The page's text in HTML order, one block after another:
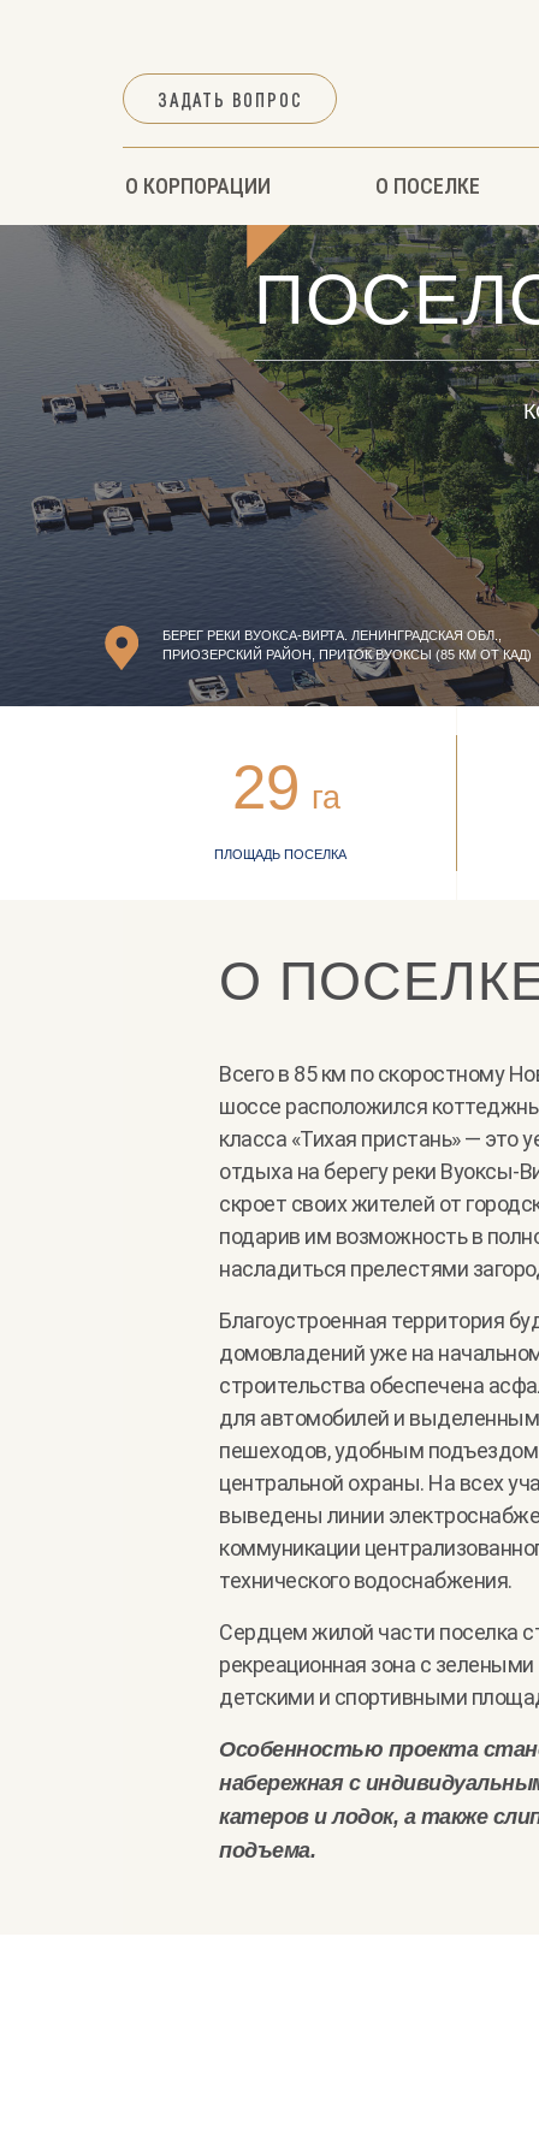
ЗАДАТЬ ВОПРОС
О КОРПОРАЦИИ О ПОСЕЛКЕ
БЕРЕГ РЕКИ ВУОКСА-ВИРТА. ЛЕНИНГРАДСКАЯ ОБЛ.,
ПРИОЗЕРСКИЙ РАЙОН, ПРИТОК ВУОКСЫ (85 КМ ОТ КАД)
29 га
ПЛОЩАДЬ ПОСЕЛКА
О
Всего в 85 км по скоростному
шоссе расположился
класса «Тихая пристань» — это
отдыха на берегу реки Вуоксы-
скроет своих жителей от
подарив им возможность в
насладиться прелестями
Благоустроенная территория
домовладений уже на
строительства обеспечена
для автомобилей и
пешеходов, удобным
центральной охраны. На всех
выведены линии
коммуникации
технического водоснабжения.
Сердцем жилой части поселка
рекреационная зона с
детскими и спортивными
Особенностью проекта
набережная с
катеров и лодок, а также
подъема.